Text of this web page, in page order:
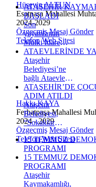
Hüseyin ALTUN
Esatpaşa Mahallesi
2024-2029
Özgeçmiş Mesaj Gönder
Telefon Web Sitesi
Hakkı KAYA
Ferhatpaşa Mahallesi
2024 - 2029
Özgeçmiş Mesaj Gönder
Telefon Web Sitesi
ATAŞEHİR
BAŞLADI
Son
yayımlanan
Mülki İdare
Amirleri
Kararnamesi ile
Ataşehir
Kaymakamlığı
görevine atanan
Eren Arslan,
bugün ilçeye
gelerek yeni
görevine
başladı.
ATAEVLERİNDE
Ataşehir
Belediyesi’ne
bağlı Ataevleri
Sosyal Hizmet
Merkezleri, yaz
döneminde
çocuklara
yönelik eğitici
ve eğlenceli
atölye
programları
düzenliyor.
İçerenköy
Ataevi Sosyal
Hizmet
ATAŞEHİR’DE
ADIM ATILDI
Ataşehir
Belediyesi,
“Sokaklar
Dönüşüyor”
programı
kapsamında
Esatpaşa
Mahallesi’nde
gerçekleştirdiği
tanıtım
15 TEMMUZ
PROGRAMI
15 TEMMUZ
PROGRAMI
Ataşehir
Kaymakamlığı,